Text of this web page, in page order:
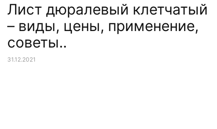
Лист дюралевый клетчатый
– виды, цены, применение,
советы..
31.12.2021